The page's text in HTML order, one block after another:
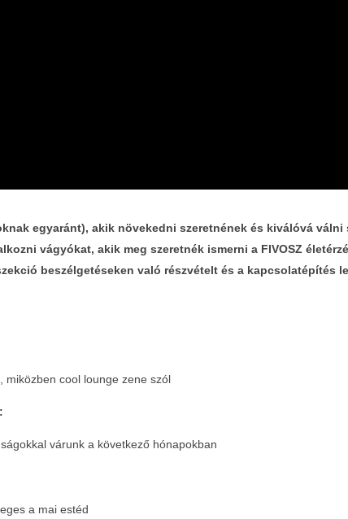
egyaránt), akik növekedni szeretnének és kiválóvá
vágyókat, akik meg szeretnék ismerni a FIVOSZ
beszélgetéseken való részvételt és a kapcsolatépítés
miközben cool lounge zene szól
várunk a következő hónapokban
a mai estéd